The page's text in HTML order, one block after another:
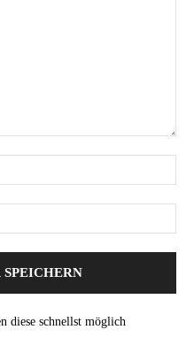
diese schnellst möglich